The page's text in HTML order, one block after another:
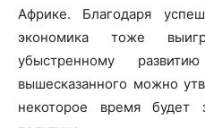
Африке. Благодаря
экономика тоже
убыстренному
вышесказанного можно
некоторое время будет